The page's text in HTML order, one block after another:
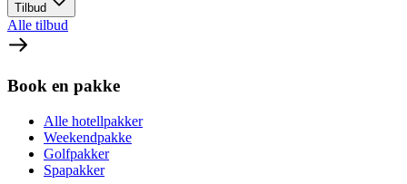
Tilbud
Alle tilbud
Book en pakke
Alle hotellpakker
Weekendpakke
Golfpakker
Spapakker